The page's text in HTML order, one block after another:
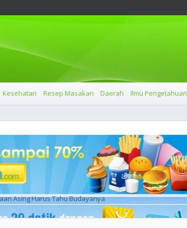
Kesehatan Resep Masakan Daerah Ilmu Pengetahuan
Asing Harus Tahu Budayanya